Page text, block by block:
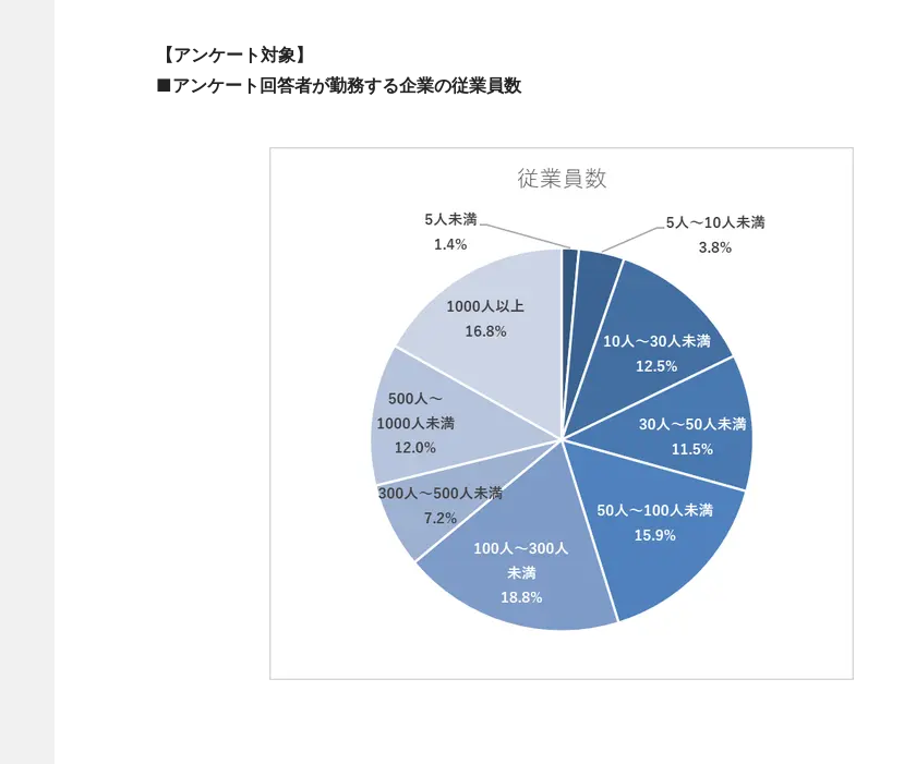
【アンケート対象】
■アンケート回答者が勤務する企業の従業員数